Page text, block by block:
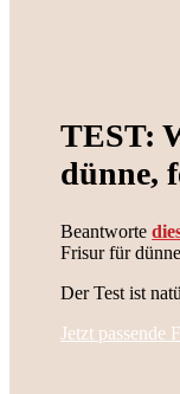
TEST:
dünne,
Beantworte
Frisur für
Der Test ist
Jetzt passende